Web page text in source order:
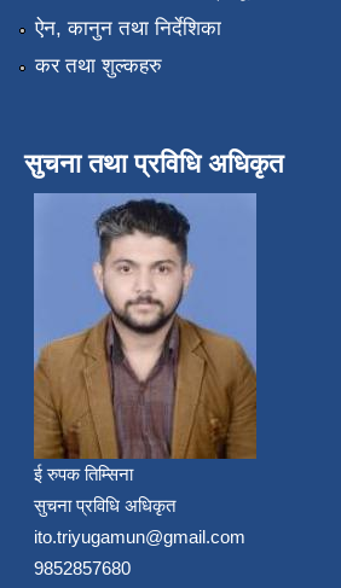
ऐन, कानुन तथा निर्देशिका
कर तथा शुल्कहरु
सुचना तथा प्रविधि अधिकृत
ई रुपक तिम्सिना
सुचना प्रविधि अधिकृत
ito.triyugamun@gmail.com
9852857680